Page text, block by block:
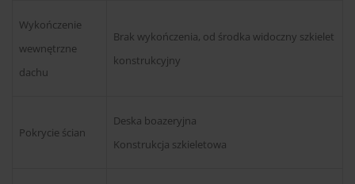
Wykończenie
wewnętrzne
dachu
Brak wykończenia, od środka widoczny szkielet
konstrukcyjny
Pokrycie ścian
Deska boazeryjna
Konstrukcja szkieletowa